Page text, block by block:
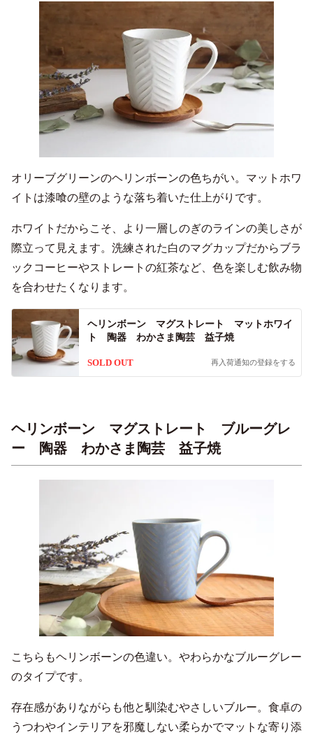
オリーブグリーンのヘリンボーンの色ちがい。マットホワ
イトは漆喰の壁のような落ち着いた仕上がりです。
ホワイトだからこそ、より一層しのぎのラインの美しさが
際立って見えます。洗練された白のマグカップだからブラ
ックコーヒーやストレートの紅茶など、色を楽しむ飲み物
を合わせたくなります。
ヘリンボーン マグストレート マットホワイ
ト 陶器 わかさま陶芸 益子焼
SOLD OUT 再入荷通知の登録をする
ヘリンボーン マグストレート ブルーグレ
ー 陶器 わかさま陶芸 益子焼
こちらもヘリンボーンの色違い。やわらかなブルーグレー
のタイプです。
存在感がありながらも他と馴染むやさしいブルー。食卓の
うつわやインテリアを邪魔しない柔らかでマットな寄り添